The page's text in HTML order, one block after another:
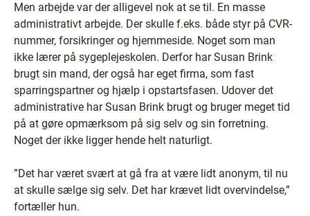
Men arbejde var der alligevel nok at se til. En masse
administrativt arbejde. Der skulle f.eks. både styr på CVR-
nummer, forsikringer og hjemmeside. Noget som man
ikke lærer på sygeplejeskolen. Derfor har Susan Brink
brugt sin mand, der også har eget firma, som fast
sparringspartner og hjælp i opstartsfasen. Udover det
administrative har Susan Brink brugt og bruger meget tid
på at gøre opmærksom på sig selv og sin forretning.
Noget der ikke ligger hende helt naturligt.
”Det har været svært at gå fra at være lidt anonym, til nu
at skulle sælge sig selv. Det har krævet lidt overvindelse,”
fortæller hun.